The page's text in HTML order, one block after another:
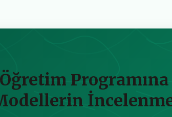
Programına